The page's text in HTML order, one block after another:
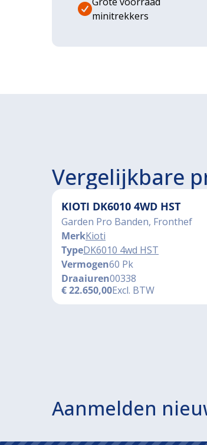
minitrekkers
Vergelijkbare
KIOTI DK6010 4WD HST
Garden Pro Banden, Fronthef
MerkKioti
TypeDK6010 4wd HST
Vermogen60 Pk
Draaiuren00338
€22.650,00Excl. BTW
Aanmelden